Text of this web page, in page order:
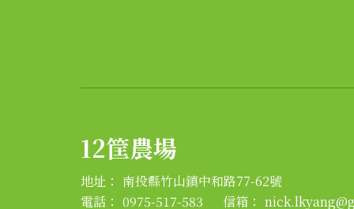
12筐農場
地址： 南投縣竹山鎮中和路77-62號
電話： 0975-517-583 信箱：